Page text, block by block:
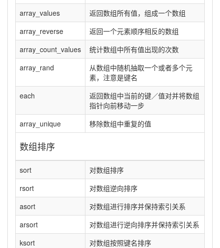
array_values
返回数组所有值，组成一个数组
array_reverse
返回一个元素顺序相反的数组
array_count_values
统计数组中所有值出现的次数
array_rand
从数组中随机抽取一个或者多个元
素，注意是键名
each
返回数组中当前的键／值对并将数组
指针向前移动一步
array_unique
移除数组中重复的值
数组排序
sort
对数组排序
rsort
对数组逆向排序
asort
对数组进行排序并保持索引关系
arsort
对数组进行逆向排序并保持索引关系
ksort
对数组按照键名排序